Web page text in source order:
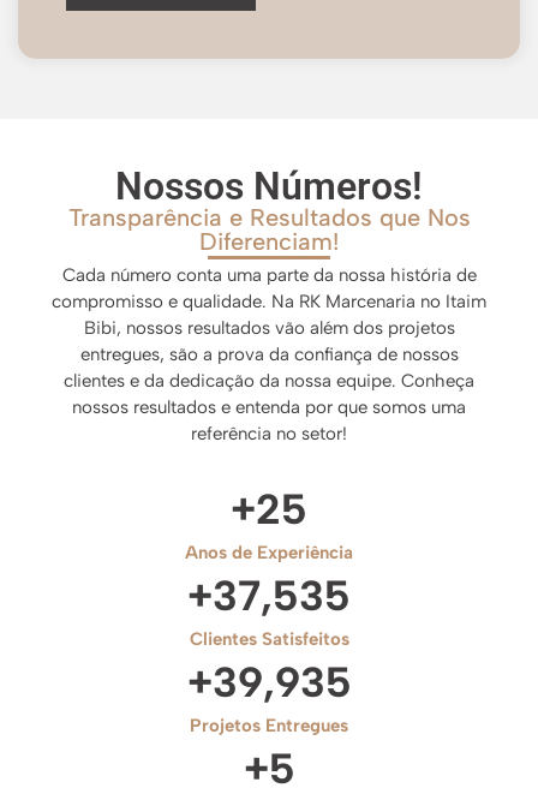
Nossos Números!
Transparência e Resultados que Nos
Diferenciam!
Cada número conta uma parte da nossa história de
compromisso e qualidade. Na RK Marcenaria no Itaim
Bibi, nossos resultados vão além dos projetos
entregues, são a prova da confiança de nossos
clientes e da dedicação da nossa equipe. Conheça
nossos resultados e entenda por que somos uma
referência no setor!
Anos de Experiência
+25
Clientes Satisfeitos
+37,535
Projetos Entregues
+39,935
+5